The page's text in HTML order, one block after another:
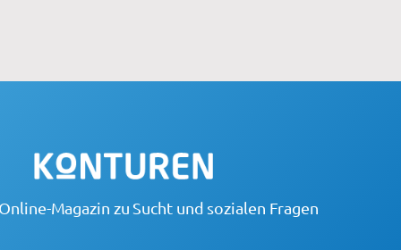
Magazin zu Sucht und sozialen Fragen